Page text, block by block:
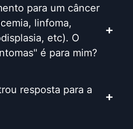
para um câncer
linfoma,
etc). O
é para mim?
resposta para a